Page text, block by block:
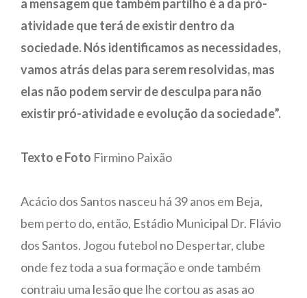
a mensagem que também partilho é a da pró-
atividade que terá de existir dentro da
sociedade. Nós identificamos as necessidades,
vamos atrás delas para serem resolvidas, mas
elas não podem servir de desculpa para não
existir pró-atividade e evolução da sociedade”.
Texto e Foto Firmino Paixão
Acácio dos Santos nasceu há 39 anos em Beja,
bem perto do, então, Estádio Municipal Dr. Flávio
dos Santos. Jogou futebol no Despertar, clube
onde fez toda a sua formação e onde também
contraiu uma lesão que lhe cortou as asas ao